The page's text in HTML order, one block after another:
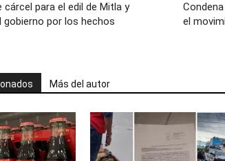
cárcel para el edil de Mitla y
gobierno por los hechos
el
Más del autor